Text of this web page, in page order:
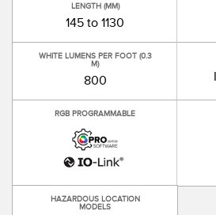
LENGTH (MM)
145 to 1130
WHITE LUMENS PER FOOT (0.3
M)
800
RGB PROGRAMMABLE
HAZARDOUS LOCATION
MODELS